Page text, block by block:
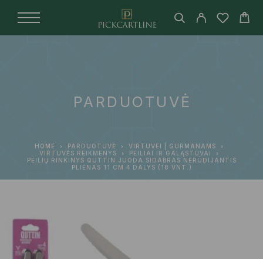
PARDUOTUVĖ
HOME PARDUOTUVĖ
VIRTUVEI | GURMANAMS
VIRTUVĖS REIKMENYS
PEILIAI IR GALĄSTUVAI
PEILIŲ RINKINYS QUTTIN JUODA SIDABRAS NERŪDIJANTIS
PLIENAS 11 CM 4 DALYS (18 VNT.)